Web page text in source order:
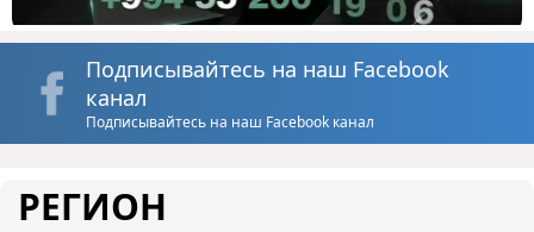
Подписывайтесь на наш Facebook
канал
Подписывайтесь на наш Facebook канал
РЕГИОН